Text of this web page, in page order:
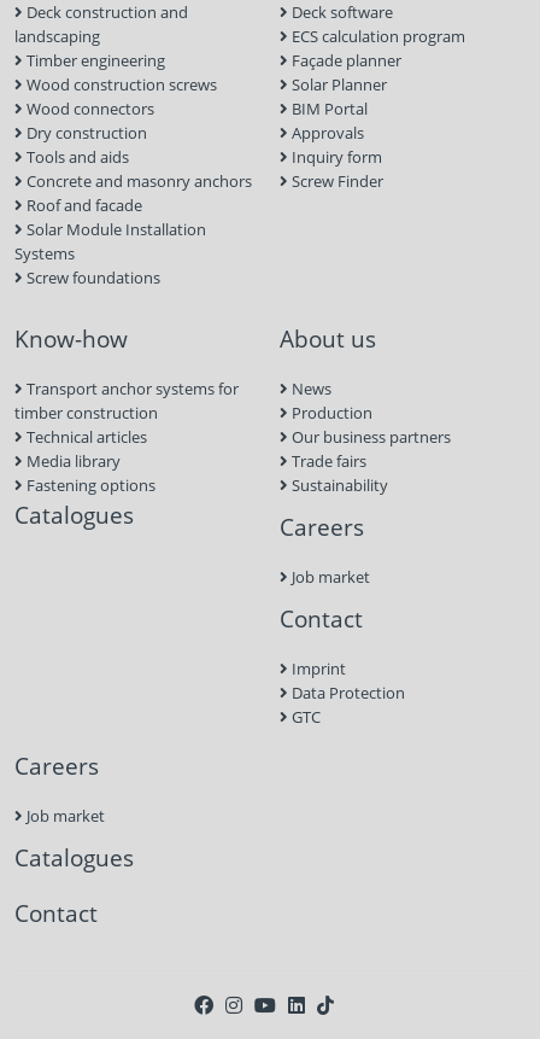
Deck construction and
landscaping
Timber engineering
Wood construction screws
Wood connectors
Dry construction
Tools and aids
Concrete and masonry anchors
Roof and facade
Solar Module Installation
Systems
Screw foundations
Deck software
ECS calculation program
Façade planner
Solar Planner
BIM Portal
Approvals
Inquiry form
Screw Finder
Know-how
Transport anchor systems for
timber construction
Technical articles
Media library
Fastening options
Catalogues
About us
News
Production
Our business partners
Trade fairs
Sustainability
Careers
Job market
Contact
Imprint
Data Protection
GTC
Careers
Job market
Catalogues
Contact